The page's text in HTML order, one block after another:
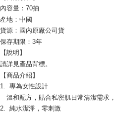
NT$599 atau lebih
宅配
NT$120/pesanan | Penghantaran
NT$1,999 atau lebih
內容量：70抽
產地：中國
貨源：國內原廠公司貨
保存期限：3年
【說明】
請詳見產品背標。
【商品介紹】
1. 專為女性設計
溫和配方，貼合私密肌日常清潔需求
2. 純水潔淨，零刺激